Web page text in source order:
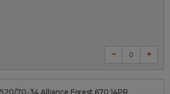
70-34 Alliance Forest 670 14PR